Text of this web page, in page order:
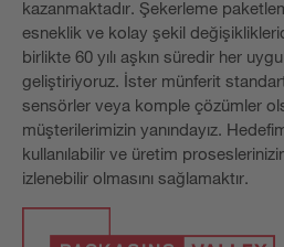
kazanmaktadır. Şekerleme
esneklik ve kolay şekil
birlikte 60 yılı aşkın süredir her
geliştiriyoruz. İster münferit
sensörler veya komple çözümler
müşterilerimizin yanındayız.
kullanılabilir ve üretim
izlenebilir olmasını sağlamaktır.